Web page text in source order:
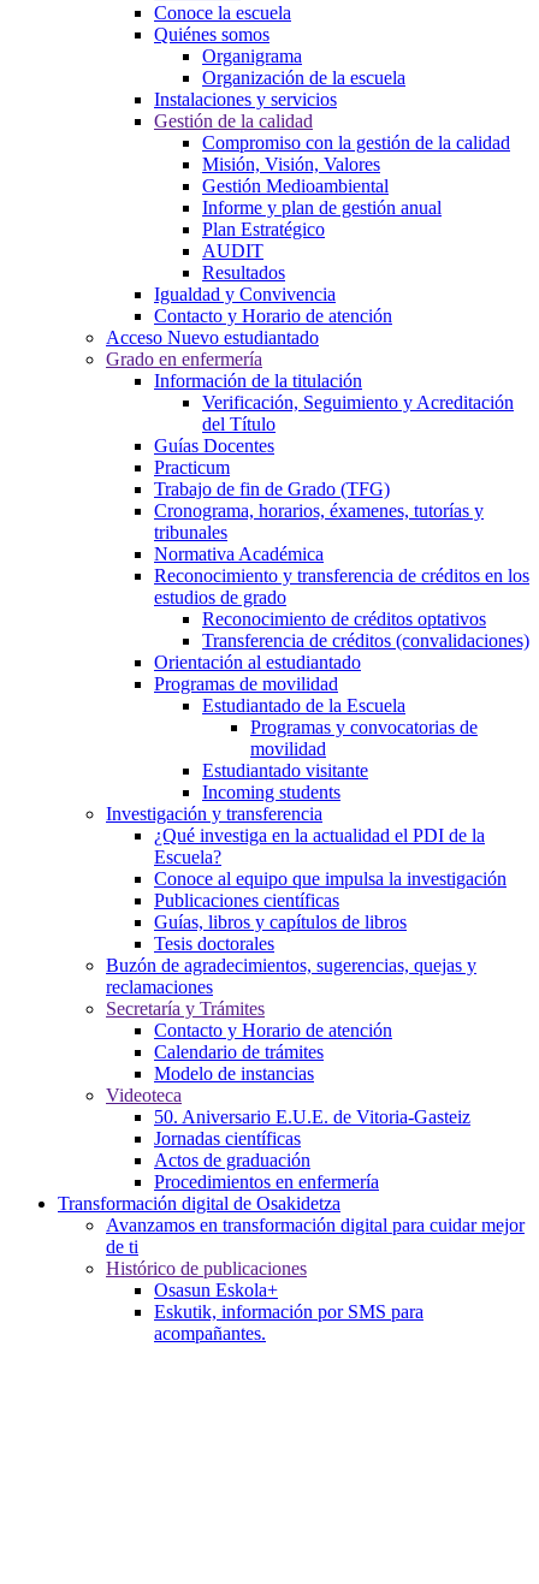
Conoce la escuela
Quiénes somos
Organigrama
Organización de la escuela
Instalaciones y servicios
Gestión de la calidad
Compromiso con la gestión de la calidad
Misión, Visión, Valores
Gestión Medioambiental
Informe y plan de gestión anual
Plan Estratégico
AUDIT
Resultados
Igualdad y Convivencia
Contacto y Horario de atención
Acceso Nuevo estudiantado
Grado en enfermería
Información de la titulación
Verificación, Seguimiento y Acreditación
del Título
Guías Docentes
Practicum
Trabajo de fin de Grado (TFG)
Cronograma, horarios, éxamenes, tutorías y
tribunales
Normativa Académica
Reconocimiento y transferencia de créditos en los
estudios de grado
Reconocimiento de créditos optativos
Transferencia de créditos (convalidaciones)
Orientación al estudiantado
Programas de movilidad
Estudiantado de la Escuela
Programas y convocatorias de
movilidad
Estudiantado visitante
Incoming students
Investigación y transferencia
¿Qué investiga en la actualidad el PDI de la
Escuela?
Conoce al equipo que impulsa la investigación
Publicaciones científicas
Guías, libros y capítulos de libros
Tesis doctorales
Buzón de agradecimientos, sugerencias, quejas y
reclamaciones
Secretaría y Trámites
Contacto y Horario de atención
Calendario de trámites
Modelo de instancias
Videoteca
50. Aniversario E.U.E. de Vitoria-Gasteiz
Jornadas científicas
Actos de graduación
Procedimientos en enfermería
Transformación digital de Osakidetza
Avanzamos en transformación digital para cuidar mejor
de ti
Histórico de publicaciones
Osasun Eskola+
Eskutik, información por SMS para
acompañantes.